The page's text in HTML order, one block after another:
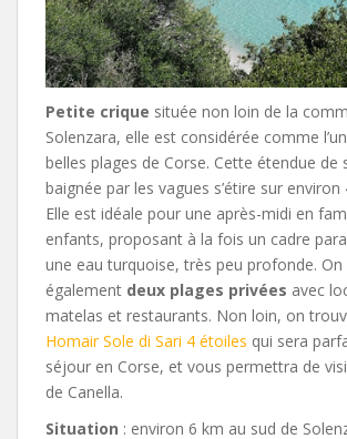
Petite crique située non loin de la
Solenzara, elle est considérée comme
belles plages de Corse. Cette étendue de
baignée par les vagues s’étire sur environ
Elle est idéale pour une après-midi en
enfants, proposant à la fois un cadre
une eau turquoise, très peu profonde.
également deux plages privées avec
matelas et restaurants. Non loin, on
Homair Sole di Sari 4 étoiles qui sera
séjour en Corse, et vous permettra de
de Canella.
Situation : environ 6 km au sud de